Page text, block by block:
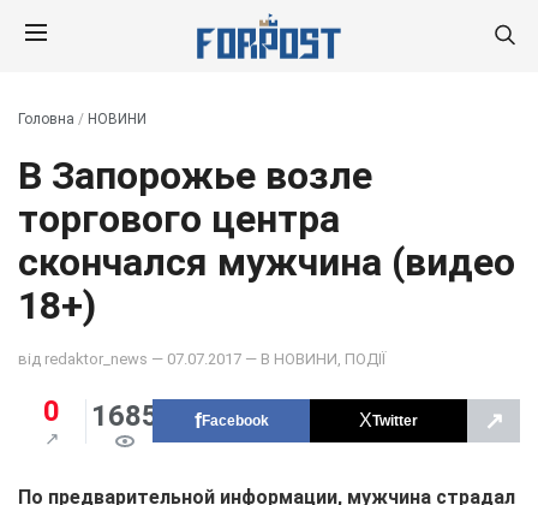
Головна / НОВИНИ
В Запорожье возле
торгового центра
скончался мужчина (видео
18+)
від redaktor_news — 07.07.2017 — В НОВИНИ ПОДІЇ
0 1685 Facebook Twitter ↗
По предварительной информации, мужчина страдал